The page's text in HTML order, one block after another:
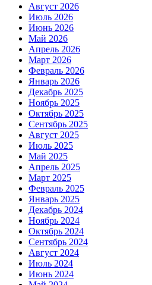
Август 2026
Июль 2026
Июнь 2026
Май 2026
Апрель 2026
Март 2026
Февраль 2026
Январь 2026
Декабрь 2025
Ноябрь 2025
Октябрь 2025
Сентябрь 2025
Август 2025
Июль 2025
Май 2025
Апрель 2025
Март 2025
Февраль 2025
Январь 2025
Декабрь 2024
Ноябрь 2024
Октябрь 2024
Сентябрь 2024
Август 2024
Июль 2024
Июнь 2024